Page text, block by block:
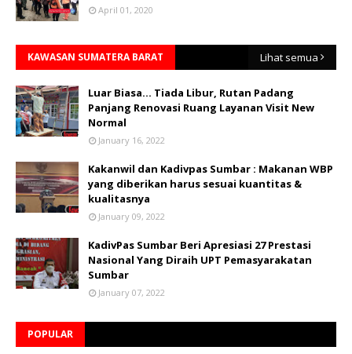
April 01, 2020
KAWASAN SUMATERA BARAT Lihat semua
Luar Biasa... Tiada Libur, Rutan Padang
Panjang Renovasi Ruang Layanan Visit New
Normal
January 16, 2022
Kakanwil dan Kadivpas Sumbar : Makanan WBP
yang diberikan harus sesuai kuantitas &
kualitasnya
January 09, 2022
KadivPas Sumbar Beri Apresiasi 27 Prestasi
Nasional Yang Diraih UPT Pemasyarakatan
Sumbar
January 07, 2022
POPULAR